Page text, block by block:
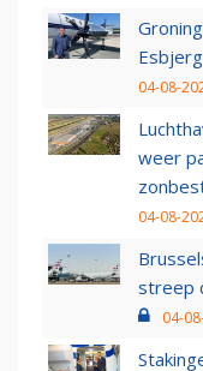
04-08-
weer
04-08-
streep
04-